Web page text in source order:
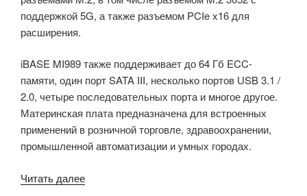
поддержкой 5G, а также разъемом PCIe x16 для
расширения.
iBASE MI989 также поддерживает до 64 Гб ECC-
памяти, один порт SATA III, несколько портов USB 3.1 /
2.0, четыре последовательных порта и многое другое.
Материнская плата предназначена для встроенных
применений в розничной торговле, здравоохранении,
промышленной автоматизации и умных городах.
Читать далее«iBASE